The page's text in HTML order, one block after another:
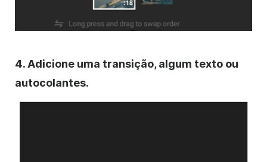
4. Adicione uma transição, algum texto ou
autocolantes.